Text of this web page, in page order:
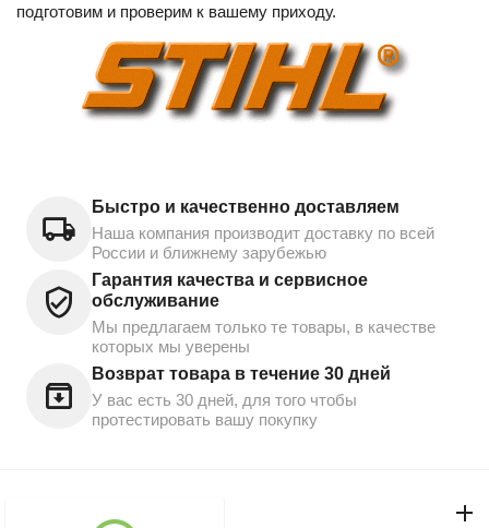
подготовим и проверим к вашему приходу.
Быстро и качественно доставляем
Наша компания производит доставку по всей
России и ближнему зарубежью
Гарантия качества и сервисное
обслуживание
Мы предлагаем только те товары, в качестве
которых мы уверены
Возврат товара в течение 30 дней
У вас есть 30 дней, для того чтобы
протестировать вашу покупку